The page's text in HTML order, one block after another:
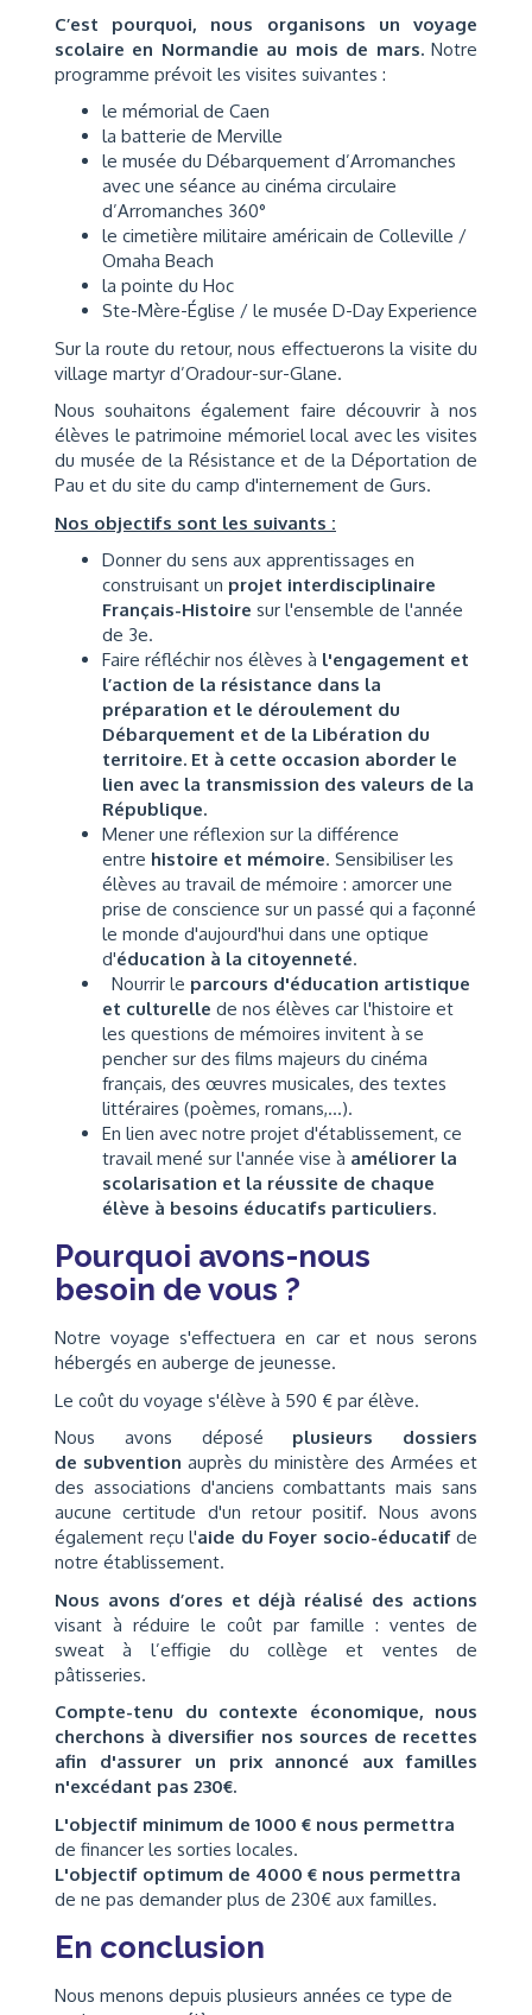
C’est pourquoi, nous organisons un voyage
scolaire en Normandie au mois de mars.Notre
programme prévoit les visites suivantes :
le mémorial de Caen
la batterie de Merville
le musée du Débarquement d’Arromanches
avec une séance au cinéma circulaire
d’Arromanches 360°
le cimetière militaire américain de Colleville /
Omaha Beach
la pointe du Hoc
Ste-Mère-Église / le musée D-Day Experience
Sur la route du retour, nous effectuerons la visite du
village martyr d’Oradour-sur-Glane.
Nous souhaitons également faire découvrir à nos
élèves le patrimoine mémoriel local avec les visites
du musée de la Résistance et de la Déportation de
Pau et du site du camp d'internement de Gurs.
Nos objectifs sont les suivants :
Donner du sens aux apprentissages en
construisant un projet interdisciplinaire
Français-Histoire sur l'ensemble de l'année
de 3e.
Faire réfléchir nos élèves à l'engagement et
l’action de la résistance dans la
préparation et le déroulement du
Débarquement et de la Libération du
territoire. Et à cette occasion aborder le
lien avec la transmission des valeurs de la
République.
Mener une réflexion sur la différence
entre histoire et mémoire. Sensibiliser les
élèves au travail de mémoire : amorcer une
prise de conscience sur un passé qui a façonné
le monde d'aujourd'hui dans une optique
d'éducation à la citoyenneté.
Nourrir le parcours d'éducation artistique
et culturelle de nos élèves car l'histoire et
les questions de mémoires invitent à se
pencher sur des films majeurs du cinéma
français, des œuvres musicales, des textes
littéraires (poèmes, romans,...).
En lien avec notre projet d'établissement, ce
travail mené sur l'année vise à améliorer la
scolarisation et la réussite de chaque
élève à besoins éducatifs particuliers.
Pourquoi avons-nous
besoin de vous ?
Notre voyage s'effectuera en car et nous serons
hébergés en auberge de jeunesse.
Le coût du voyage s'élève à 590 € par élève.
Nous avons déposé plusieurs dossiers
de subvention auprès du ministère des Armées et
des associations d'anciens combattants mais sans
aucune certitude d'un retour positif. Nous avons
également reçu l'aide du Foyer socio-éducatifde
notre établissement.
Nous avons d’ores et déjà réalisé des actions
visant à réduire le coût par famille : ventes de
sweat à l’effigie du collège et ventes de
pâtisseries.
Compte-tenu du contexte économique, nous
cherchons à diversifier nos sources de recettes
afin d'assurer un prix annoncé aux familles
n'excédant pas 230€.
L'objectif minimum de 1000 € nous permettra
de financer les sorties locales.
L'objectif optimum de 4000 € nous permettra
de ne pas demander plus de 230€ aux familles.
En conclusion
Nous menons depuis plusieurs années ce type de